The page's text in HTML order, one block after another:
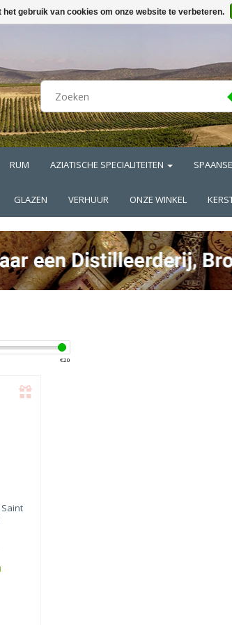
RUM AZIATISCHE SPECIALITEITEN
GLAZEN VERHUUR ONZE WINKEL
€20
gebruik van cookies om onze website te verbeteren.